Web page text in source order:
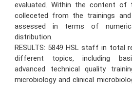
evaluated. Within the content of
colleceted from the trainings
assessed in terms of
distribution.
RESULTS: 5849 HSL staff in total
different topics, including
advanced technical quality
microbiology and clinical